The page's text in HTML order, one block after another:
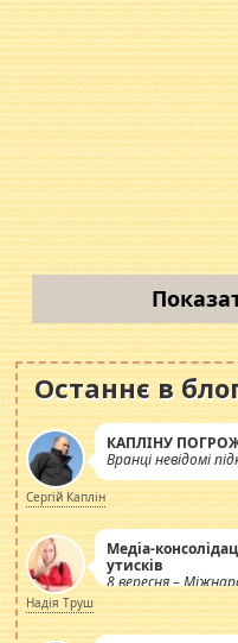
Останнє в
КАПЛІНУ
Вранці невідомі
Сергій Каплін
Медіа-
утисків
8 вересня –
журналістів.
Надія Труш